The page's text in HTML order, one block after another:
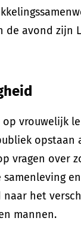
de avond zijn
op vrouwelijk
opstaan
vragen over
en
naar het
mannen.